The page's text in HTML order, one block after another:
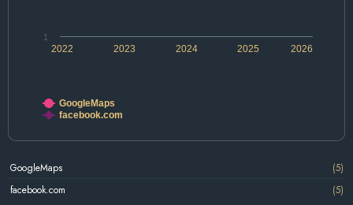
2022 2024 2026
2023 2025
1
GoogleMaps
facebook.com
GoogleMaps
(5)
facebook.com
(5)